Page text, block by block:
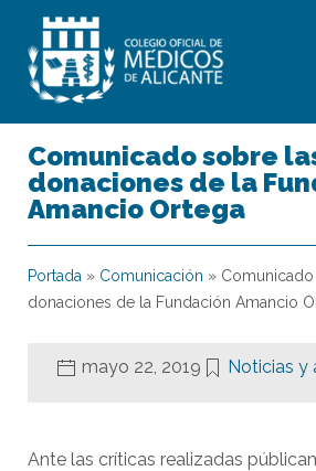
Comunicado sobre
donaciones de la
Amancio Ortega
Portada » Comunicación »
donaciones de la Fundación Amancio
mayo 22, 2019 Noticias y
Ante las críticas realizadas